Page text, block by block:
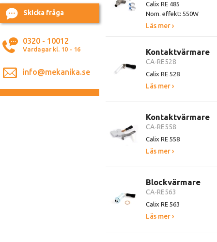
Skicka fråga
0320 - 10012
Vardagar kl. 10 - 16
info@mekanika.se
Calix RE 485
Nom. effekt: 550W
Läs mer ›
Kontaktvärmare
CA-RE528
Calix RE 528
Läs mer ›
Kontaktvärmare
CA-RE558
Calix RE 558
Läs mer ›
Blockvärmare
CA-RE563
Calix RE 563
Läs mer ›